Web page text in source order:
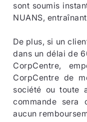
sont soumis
NUANS,
De plus, si un
dans un délai de
CorpCentre,
CorpCentre de
société ou toute
commande sera
aucun